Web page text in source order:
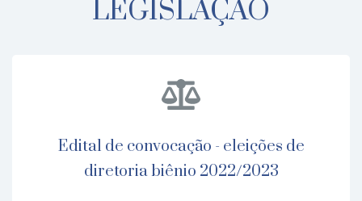
LEGISLAÇÃO
edital de convocação - eleições de
diretoria biênio 2022/2023